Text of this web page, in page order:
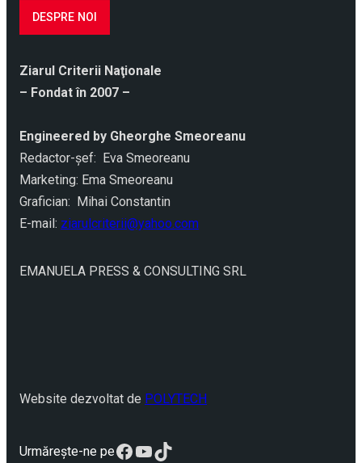
DESPRE NOI
Ziarul Criterii Naţionale
– Fondat în 2007 –
Engineered by Gheorghe Smeoreanu
Redactor-şef: Eva Smeoreanu
Marketing: Ema Smeoreanu
Grafician: Mihai Constantin
E-mail: ziarulcriterii@yahoo.com
EMANUELA PRESS & CONSULTING SRL
Website dezvoltat de POLYTECH
Urmărește-ne peFacebook
YouTube
TikTok